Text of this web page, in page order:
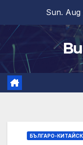
content
Sun.
БЪЛГАРО-